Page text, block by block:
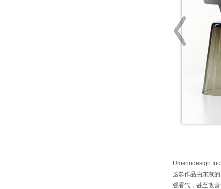
Umenodesign Inc
这款作品由东京
强香气，甚至改